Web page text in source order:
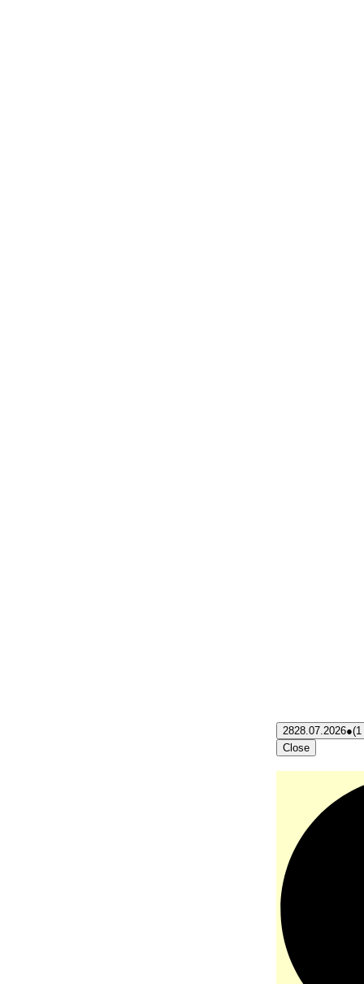
2828.07.2026●(1
Close